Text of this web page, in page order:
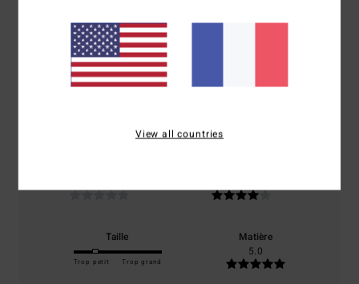
Note moyenne
4.0
100% de nos clients recommandent ce produit
Taille
Trop petit Trop grand
Matière
5.0
View all countries